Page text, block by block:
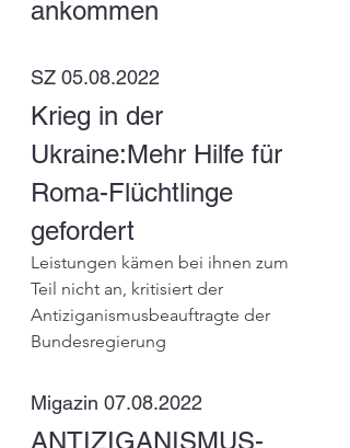
ankommen
SZ 05.08.2022
Krieg in der
Ukraine:Mehr Hilfe für
Roma-Flüchtlinge
gefordert
Leistungen kämen bei ihnen zum
Teil nicht an, kritisiert der
Antiziganismusbeauftragte der
Bundesregierung
Migazin 07.08.2022
ANTIZIGANISMUS-